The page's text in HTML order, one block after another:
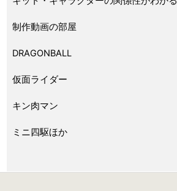
制作動画の部屋
DRAGONBALL
仮面ライダー
キン肉マン
ミニ四駆ほか